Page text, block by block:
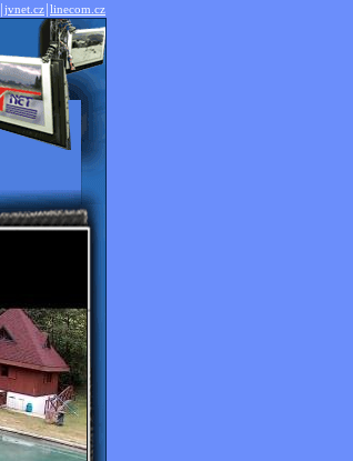
|jvnet.cz|linecom.cz